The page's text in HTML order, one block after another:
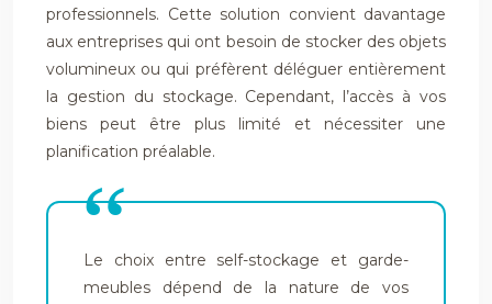
professionnels. Cette solution convient davantage
aux entreprises qui ont besoin de stocker des objets
volumineux ou qui préfèrent déléguer entièrement
la gestion du stockage. Cependant, l’accès à vos
biens peut être plus limité et nécessiter une
planification préalable.
Le choix entre self-stockage et garde-
meubles dépend de la nature de vos